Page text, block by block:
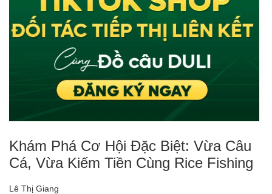
Khám Phá Cơ Hội Đặc Biệt: Vừa Câu
Cá, Vừa Kiếm Tiền Cùng Rice Fishing
Lê Thị Giang